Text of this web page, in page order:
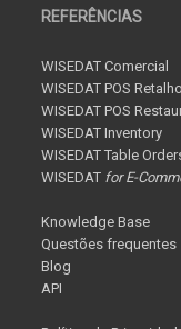
REFERÊNCIAS
WISEDAT Comercial
WISEDAT POS Retalho
WISEDAT POS
WISEDAT Inventory
WISEDAT Table
WISEDAT for E-
Knowledge Base
Questões frequentes
Blog
API